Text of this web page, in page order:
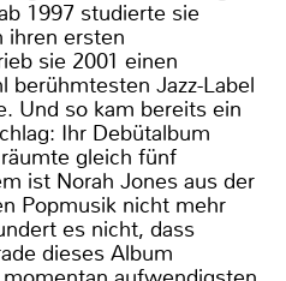
1997 studierte sie
ihren ersten
sie 2001 einen
berühmtesten Jazz-Label
Und so kam bereits ein
Ihr Debütalbum
gleich fünf
ist Norah Jones aus der
Popmusik nicht mehr
es nicht, dass
dieses Album